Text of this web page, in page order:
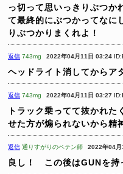
っ切って思いっきりぶつか
て最終的にぶつかってなに
りぶつかりまくれよ！
返信 743mg 2022年04月11日 03:24
ヘッドライト消してからア
返信 743mg 2022年04月11日 03:27
トラック乗ってて抜かれた
せた方が煽られないから精
返信 通りすがりのペテン師 2022年04
良し！ この後はGUNを持